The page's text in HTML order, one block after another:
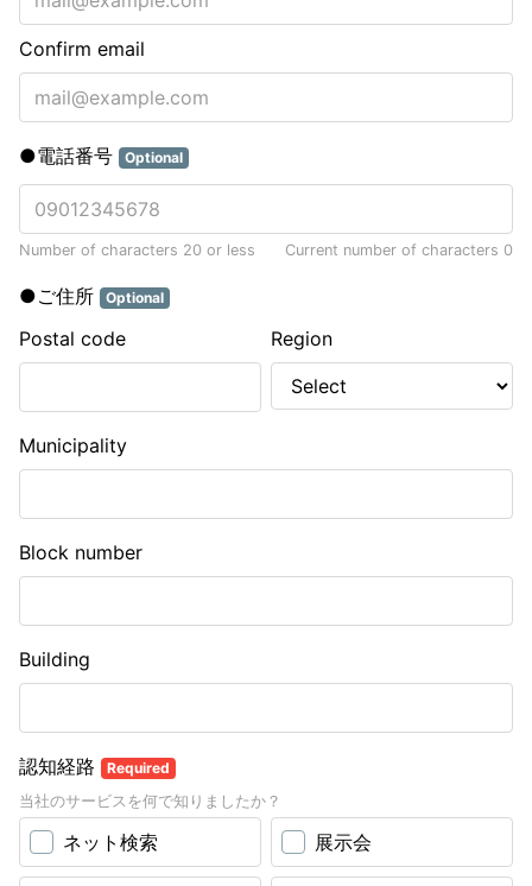
Confirm email
●電話番号 Optional
Number of characters 20 or less Current number of characters 0
●ご住所 Optional
Postal code Region
Municipality
Block number
Building
認知経路 Required
当社のサービスを何で知りましたか？
ネット検索 展示会